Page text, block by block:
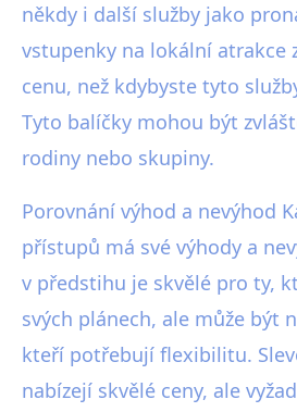
někdy i další služby jako
vstupenky na lokální atrakce
cenu, než kdybyste tyto
Tyto balíčky mohou být
rodiny nebo skupiny.
Porovnání výhod a nevýhod
přístupů má své výhody a
v předstihu je skvělé pro ty,
svých plánech, ale může být
kteří potřebují flexibilitu.
nabízejí skvělé ceny, ale